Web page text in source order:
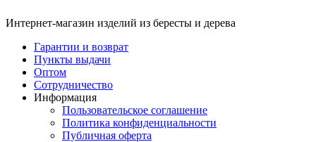
Интернет-магазин изделий из бересты и дерева
Гарантии и возврат
Пункты выдачи
Оптом
Сотрудничество
Информация
Пользовательское соглашение
Политика конфиденциальности
Публичная оферта